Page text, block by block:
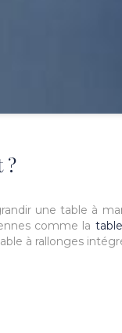
?
une table à
comme la
à rallonges